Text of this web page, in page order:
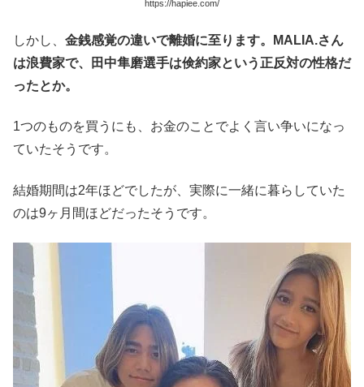
https://hapiee.com/
しかし、 金銭感覚の違いで離婚に至ります。MALIA.さん
は浪費家で、田中隼磨選手は倹約家という正反対の性格だ
ったとか。
1つのものを買うにも、お金のことでよく言い争いになっ
ていたそうです。
結婚期間は2年ほどでしたが、実際に一緒に暮らしていた
のは9ヶ月間ほどだったそうです。